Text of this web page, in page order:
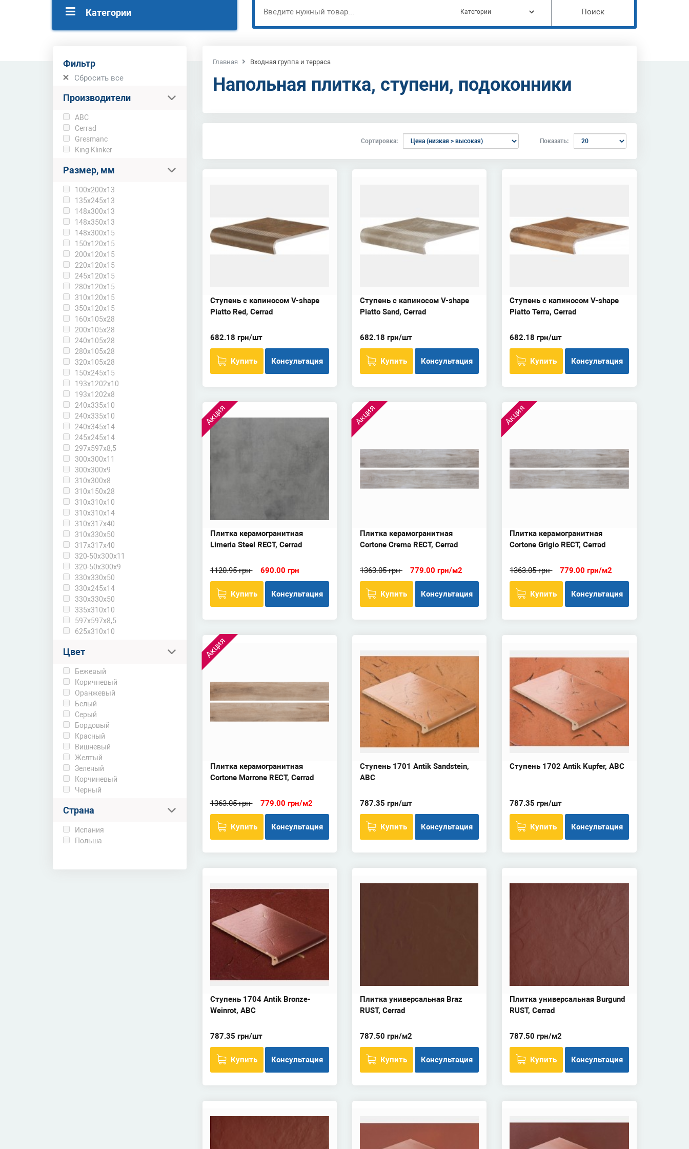
Категории Поиск
Фильтр
Сбросить все
Производители
ABC
Cerrad
Gresmanc
King Klinker
Размер, мм
100x200x13
135x245x13
148x300x13
148x350x13
148x300x15
150x120x15
200x120x15
220x120x15
245x120x15
280x120x15
310x120x15
350x120x15
160x105x28
200x105x28
240x105x28
280x105x28
320x105x28
150x245x15
193x1202x10
193x1202x8
240x335x10
240х335х10
240х345х14
245x245x14
297x597x8,5
300x300x11
300x300x9
310x300x8
310х150х28
310х310х10
310х310х14
310х317х40
310х330х50
317х317х40
320-50x300x11
320-50x300x9
330x330x50
330х245х14
330х330х50
335х310х10
597x597x8,5
625х310х10
Цвет
Бежевый
Коричневый
Оранжевый
Белый
Серый
Бордовый
Красный
Вишневый
Желтый
Зеленый
Корчиневый
Черный
Страна
Испания
Польша
Главная Входная группа и терраса
Напольная плитка, ступени, подоконники
Показать:
Сортировка:
Ступень с капиносом V-shape
Piatto Red, Cerrad
682.18 грн/шт
Купить Консультация
Ступень с капиносом V-shape
Piatto Sand, Cerrad
682.18 грн/шт
Купить Консультация
Ступень с капиносом V-shape
Piatto Terra, Cerrad
682.18 грн/шт
Купить Консультация
Акция
Плитка керамогранитная
Limeria Steel RECT, Cerrad
1120.95 грн 690.00 грн
Купить Консультация
Акция
Плитка керамогранитная
Cortone Crema RECT, Cerrad
1363.05 грн 779.00 грн/м2
Купить Консультация
Акция
Плитка керамогранитная
Cortone Grigio RECT, Cerrad
1363.05 грн 779.00 грн/м2
Купить Консультация
Акция
Плитка керамогранитная
Cortone Marrone RECT, Cerrad
1363.05 грн 779.00 грн/м2
Купить Консультация
Ступень 1701 Antik Sandstein,
ABC
787.35 грн/шт
Купить Консультация
Ступень 1702 Antik Kupfer, ABC
787.35 грн/шт
Купить Консультация
Ступень 1704 Antik Bronze-
Weinrot, ABC
787.35 грн/шт
Купить Консультация
Плитка универсальная Braz
RUST, Cerrad
787.50 грн/м2
Купить Консультация
Плитка универсальная Burgund
RUST, Cerrad
787.50 грн/м2
Купить Консультация